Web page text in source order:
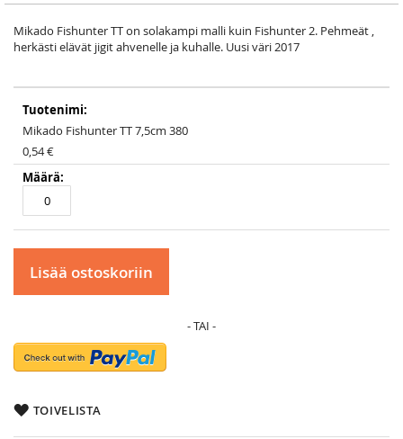
Mikado Fishunter TT on solakampi malli kuin Fishunter 2. Pehmeät ,
herkästi elävät jigit ahvenelle ja kuhalle. Uusi väri 2017
product
items
Mikado Fishunter TT 7,5cm 380
0,54 €
Lisää ostoskoriin
TOIVELISTA
the
images
gallery